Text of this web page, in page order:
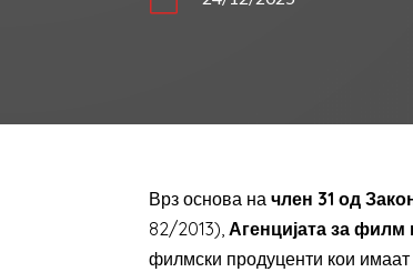
Врз основа начлен 31 од
82/2013),Агенцијата за
филмски продуценти кои